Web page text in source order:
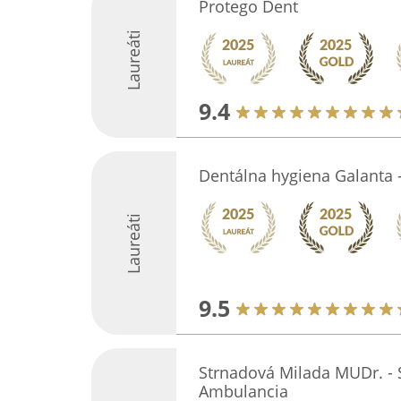
Laureáti
Protego Dent
9.4
Laureáti
Dentálna hygiena Galanta
9.5
Strnadová Milada MUDr. -
Ambulancia